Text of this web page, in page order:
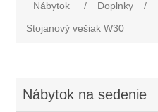
Nábytok / Doplnky /
Stojanový vešiak W30
Nábytok na sedenie